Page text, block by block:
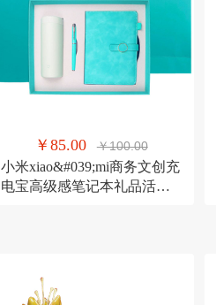
￥85.00 ￥100.00
小米xiao&#039;mi商务文创充
电宝高级感笔记本礼品活动